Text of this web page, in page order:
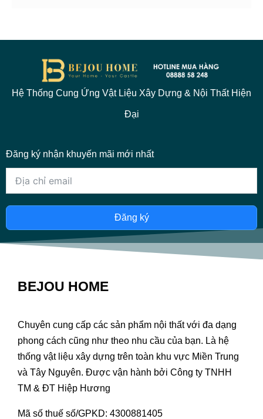
Hệ Thống Cung Ứng Vật Liệu Xây Dựng & Nội Thất Hiện
Đại
Đăng ký nhận khuyến mãi mới nhất
Đăng ký
BEJOU HOME
Chuyên cung cấp các sản phẩm nội thất với đa dạng
phong cách cũng như theo nhu cầu của bạn. Là hệ
thống vật liệu xây dựng trên toàn khu vực Miền Trung
và Tây Nguyên. Được vận hành bởi Công ty TNHH
TM & ĐT Hiệp Hương
Mã số thuế số/GPKD: 4300881405